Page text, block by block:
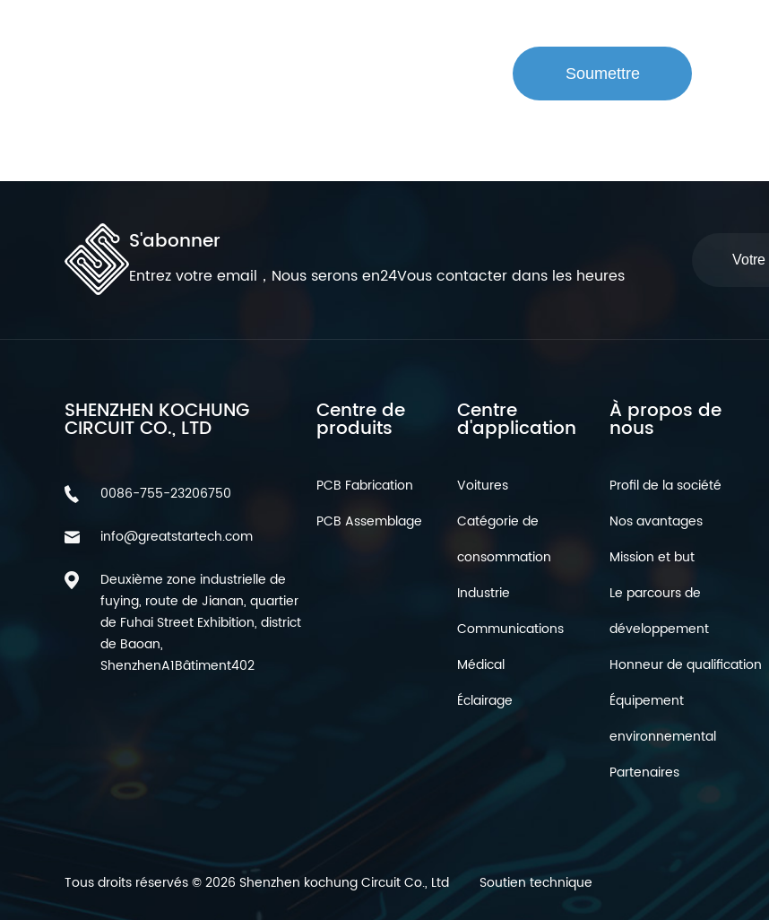
Soumettre
S'abonner
Entrez votre email，Nous serons en24Vous contacter dans les heures
SHENZHEN KOCHUNG
CIRCUIT CO., LTD
0086-755-23206750
info@greatstartech.com
Deuxième zone industrielle de
fuying, route de Jianan, quartier
de Fuhai Street Exhibition, district
de Baoan,
ShenzhenA1Bâtiment402
Centre de
produits
PCB Fabrication
PCB Assemblage
Centre
d'application
Voitures
Catégorie de
consommation
Industrie
Communications
Médical
Éclairage
À propos de
nous
Profil de la société
Nos avantages
Mission et but
Le parcours de
développement
Honneur de qualification
Équipement
environnemental
Partenaires
Tous droits réservés © 2026 Shenzhen kochung Circuit Co., Ltd Soutien technique